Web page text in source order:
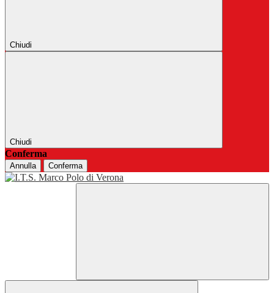
Chiudi
Chiudi
Conferma
Annulla Conferma